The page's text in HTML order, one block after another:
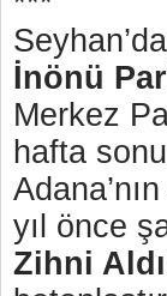
Seyhan’da
İnönü
Merkez
hafta
yıl önce
Zihni